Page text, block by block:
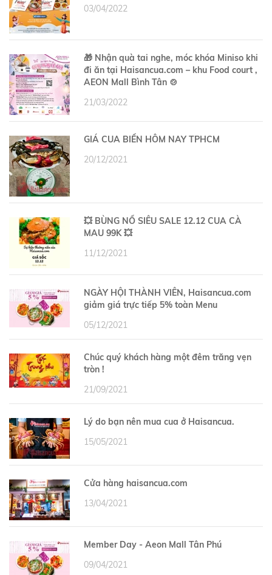
03/04/2022
🎁 Nhận quà tai nghe, móc khóa Miniso khi
đi ăn tại Haisancua.com – khu Food court ,
AEON Mall Bình Tân 🍲
21/03/2022
GIÁ CUA BIỂN HÔM NAY TPHCM
20/12/2021
💥 BÙNG NỔ SIÊU SALE 12.12 CUA CÀ
MAU 99K 💥
11/12/2021
NGÀY HỘI THÀNH VIÊN, Haisancua.com
giảm giá trực tiếp 5% toàn Menu
05/12/2021
Chúc quý khách hàng một đêm trăng vẹn
tròn !
21/09/2021
Lý do bạn nên mua cua ở Haisancua.
15/05/2021
Cửa hàng haisancua.com
13/04/2021
Member Day - Aeon Mall Tân Phú
09/04/2021